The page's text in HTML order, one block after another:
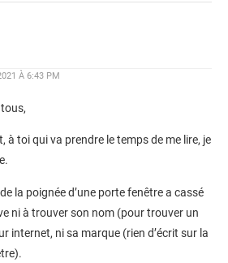
À 6:43 PM
à toi qui va prendre le temps de me lire, je
la poignée d’une porte fenêtre a cassé
ni à trouver son nom (pour trouver un
internet, ni sa marque (rien d’écrit sur la